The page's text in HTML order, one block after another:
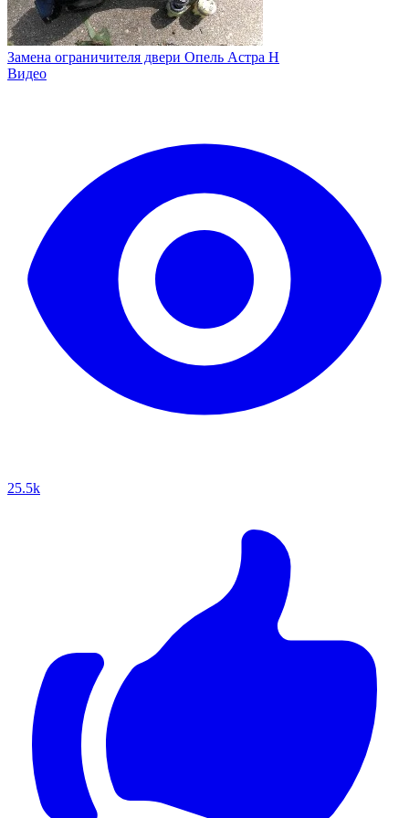
Замена ограничителя двери Опель Астра H
Видео
25.5k